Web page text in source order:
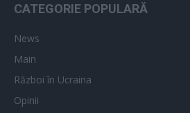
CATEGORIE POPULARĂ
News
Main
Război în Ucraina
Opinii